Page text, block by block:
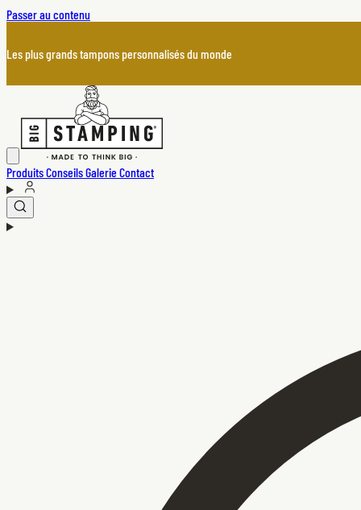
Passer au contenu
Les plus grands tampons personnalisés du monde
ProduitsConseilsGalerie Contact